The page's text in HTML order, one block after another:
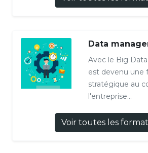
Data
Avec le Big
est devenu une
stratégique au
l'entreprise...
Voir toutes les